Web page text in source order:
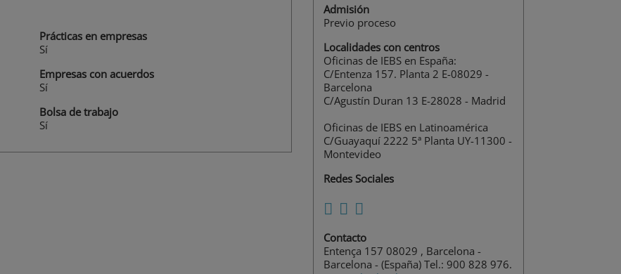
Prácticas en empresas
Sí
Empresas con acuerdos
Sí
Bolsa de trabajo
Sí
Admisión
Previo proceso
Localidades con centros
Oficinas de IEBS en España:
C/Entenza 157. Planta 2 E-08029 -
Barcelona
C/Agustín Duran 13 E-28028 - Madrid
Oficinas de IEBS en Latinoamérica
C/Guayaquí 2222 5ª Planta UY-11300 -
Montevideo
Redes Sociales
Contacto
Entença 157 08029 , Barcelona -
Barcelona - (España) Tel.: 900 828 976.